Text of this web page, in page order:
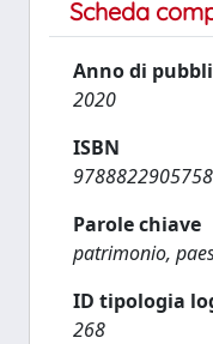
Scheda
Anno di
2020
ISBN
9788822905758
Parole chiave
patrimonio,
ID tipologia
268